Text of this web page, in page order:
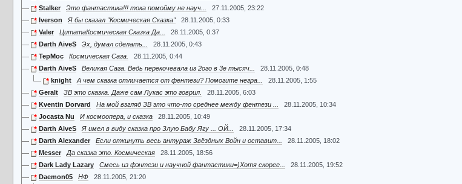
Stalker
Это фантастика!!! тока помойму не науч...
27.11.2005, 23:22
Iverson
Я бы сказал "Космическая Сказка"
28.11.2005, 0:33
Valer
ЦитатаКосмическая Сказка Да...
28.11.2005, 0:37
Darth AiveS
Эх, думал сделать...
28.11.2005, 0:43
TepMoc
Космическая Сага.
28.11.2005, 0:44
Darth AiveS
Великая Сага. Ведь перекочевала из 2ого в 3е тысяч...
28.11.2005, 0:48
knight
А чем сказка отличается от фентези? Помогите негра...
28.11.2005, 1:55
Geralt
ЗВ это сказка. Даже сам Лукас это говрил.
28.11.2005, 6:03
Kventin Dorvard
На мой взгляд ЗВ это что-то среднее между фентези ...
28.11.2005, 10:34
Jocasta Nu
И космоопера, и сказка
28.11.2005, 10:49
Darth AiveS
Я имел в виду сказка про Злую Бабу Ягу ... ОЙ...
28.11.2005, 17:34
Darth Alexander
Если откинуть весь антураж Звёздных Войн и оставит...
28.11.2005, 18:02
Messer
Да сказка это. Космическая
28.11.2005, 18:56
Dark Lady Lazary
Смесь из фэнтези и научной фантастики=)Хотя скорее...
28.11.2005, 19:52
Daemon05
НФ
28.11.2005, 21:20